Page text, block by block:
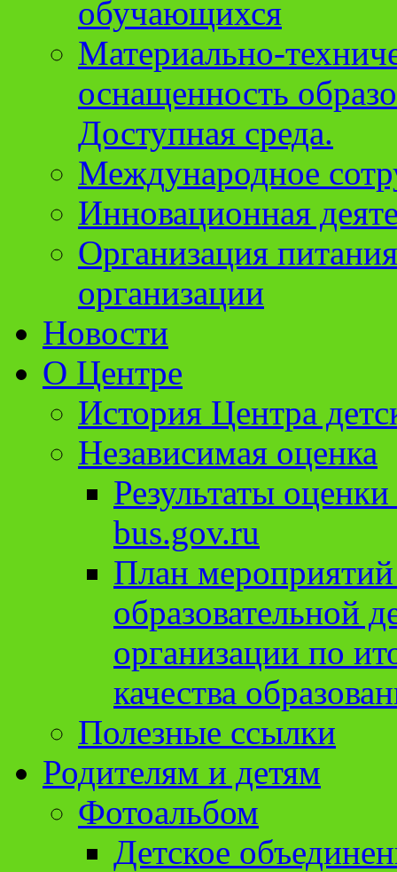
обучающихся
Материально-
оснащенность
Доступная среда.
Международное
Инновационная
Организация
организации
Новости
О Центре
История Центра
Независимая оценка
Результаты
bus.gov.ru
План
образовательной
организации по
качества
Полезные ссылки
Родителям и детям
Фотоальбом
Детское